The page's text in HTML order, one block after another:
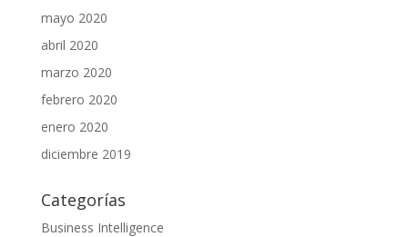
mayo 2020
abril 2020
marzo 2020
febrero 2020
enero 2020
diciembre 2019
Categorías
Business Intelligence